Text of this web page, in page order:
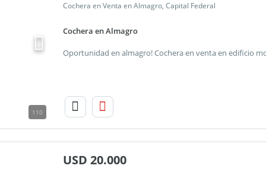
110
Cochera en Venta en Almagro, Capital Federal
Cochera en Almagro
USD 20.000